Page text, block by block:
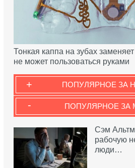
Тонкая каппа на зубах
не может пользоваться руками
ПОПУЛЯРНОЕ ЗА
+
ПОПУЛЯРНОЕ ЗА
-
Сэм
рабочую
люди…